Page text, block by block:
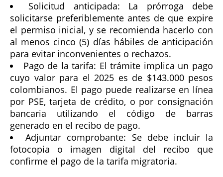
Solicitud anticipada: La prórroga debe
solicitarse preferiblemente antes de que expire
el permiso inicial, y se recomienda hacerlo con
al menos cinco (5) días hábiles de anticipación
para evitar inconvenientes o rechazos.
Pago de la tarifa: El trámite implica un pago
cuyo valor para el 2025 es de $143.000 pesos
colombianos. El pago puede realizarse en línea
por PSE, tarjeta de crédito, o por consignación
bancaria utilizando el código de barras
generado en el recibo de pago.
Adjuntar comprobante: Se debe incluir la
fotocopia o imagen digital del recibo que
confirme el pago de la tarifa migratoria.